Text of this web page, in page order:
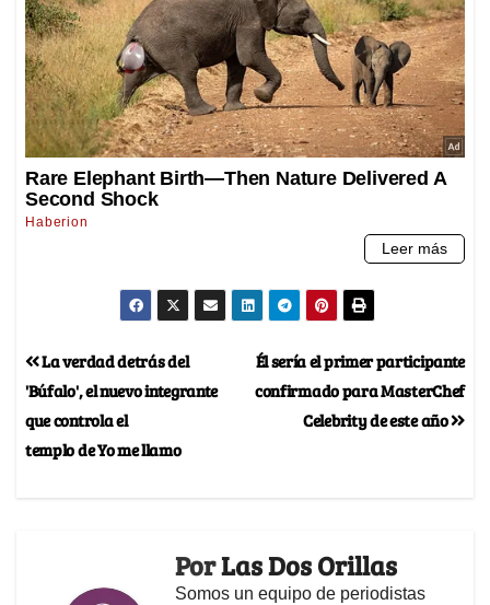
Él sería el primer participante
confirmado para MasterChef
Celebrity de este año
La verdad detrás del
'Búfalo', el nuevo integrante
que controla el
templo de Yo me llamo
PorLas Dos Orillas
Somos un equipo de periodistas